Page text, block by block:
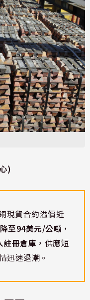
)
現貨合約溢價近
至94美元/公噸 ，
註冊倉庫 ，供應短
迅速退潮。